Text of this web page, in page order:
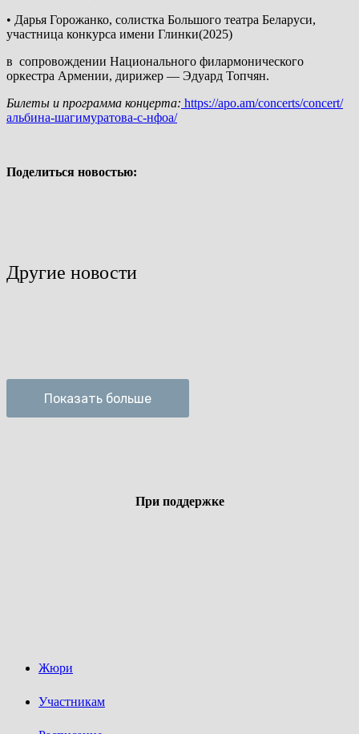
• Дарья Горожанко, солистка Большого театра Беларуси,
участница конкурса имени Глинки(2025)
в сопровождении Национального филармонического
оркестра Армении, дирижер — Эдуард Топчян.
Билеты и программа концерта: https://apo.am/concerts/concert/
альбина-шагимуратова-с-нфоа/
Поделиться новостью:
Другие новости
Показать больше
При поддержке
Жюри
Участникам